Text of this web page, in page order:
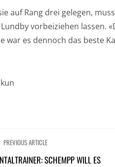
auf Rang drei gelegen,
vorbeiziehen lassen.
war es dennoch das beste
PREVIOUS ARTICLE
SCHEMPP WILL ES